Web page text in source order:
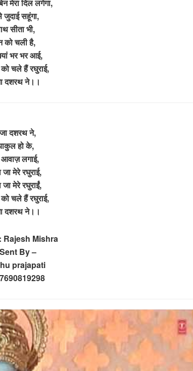
मेरा दिल लगेगा,
सहूंगा,
सीता भी,
को चली है,
भर भर आई,
चले हैं रघुराई,
दशरथ ने।।
दशरथ ने,
हो के,
लगाई,
जा मेरे रघुराई,
जा मेरे रघुराईं,
चले हैं रघुराई,
दशरथ ने।।
Rajesh Mishra
By –
prajapati